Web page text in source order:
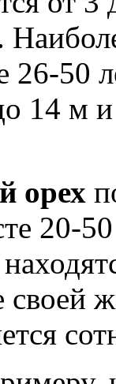
26-50
14 м
орех
20-
своей